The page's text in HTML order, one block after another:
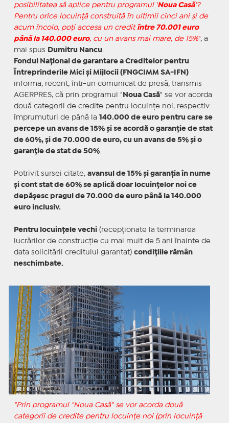
posibilitatea să aplice pentru programul 'Noua Casă'?
Pentru orice locuinţă construită în ultimii cinci ani şi de
acum încolo, poţi accesa un credit între 70.001 euro
până la 140.000 euro, cu un avans mai mare, de 15%", a
mai spus
Dumitru Nancu
Fondul Naţional de garantare a Creditelor pentru
Întreprinderile Mici şi Mijlocii (FNGCIMM SA-IFN)
informa, recent, într-un comunicat de presă, transmis
AGERPRES, că prin programul " Noua Casă" se vor acorda
două categorii de credite pentru locuinţe noi, respectiv
împrumuturi de până la 140.000 de euro pentru care se
percepe un avans de 15% şi se acordă o garanţie de stat
de 60%, şi de 70.000 de euro, cu un avans de 5% şi o
garanţie de stat de 50%.
Potrivit sursei citate, avansul de 15% şi garanţia în nume
şi cont stat de 60% se aplică doar locuinţelor noi ce
depăşesc pragul de 70.000 de euro până la 140.000
euro inclusiv.
Pentru locuinţele vechi(recepţionate la terminarea
lucrărilor de construcţie cu mai mult de 5 ani înainte de
data solicitării creditului garantat) condiţiile rămân
neschimbate.
"Prin programul "Noua Casă" se vor acorda două
categorii de credite pentru locuinţe noi (prin locuinţă